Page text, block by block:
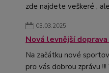
zde najdete veškeré ,
03.03.2025
Nová levnější doprava
Na začátku nové
pro vás dobrou zprávu